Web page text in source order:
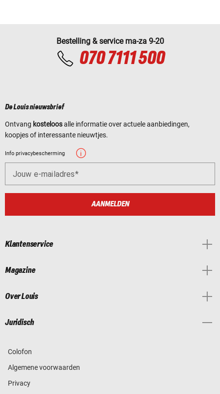
Bestelling & service ma-za 9-20
070 7111 500
De Louis nieuwsbrief
Ontvang kosteloosalle informatie over actuele aanbiedingen,
koopjes of interessante nieuwtjes.
Info privacybescherming
Jouw e-mailadres
AANMELDEN
Klantenservice
Magazine
Over Louis
Juridisch
Colofon
Algemene voorwaarden
Privacy